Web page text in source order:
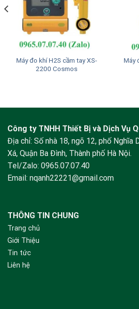
Máy đo khí H2S cầm tay XS-
2200 Cosmos
Máy
Công ty TNHH Thiết Bị và Dịch Vụ
Địa chỉ: Số nhà 18, ngõ 12, phố Nghĩa
Xá, Quận Ba Đình, Thành phố Hà Nội.
Tel/Zalo: 0965.07.07.40
Email: nqanh22221@gmail.com
THÔNG TIN CHUNG
Trang chủ
Giới Thiệu
Tin tức
Liên hệ